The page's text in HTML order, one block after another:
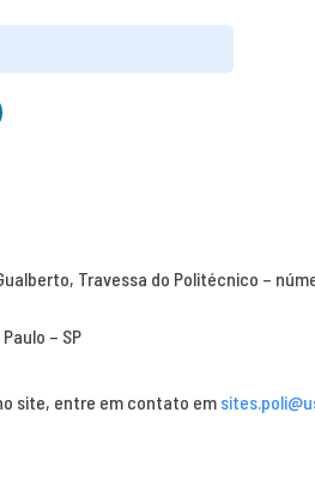
Travessa do Politécnico –
– SP
site, entre em contato em